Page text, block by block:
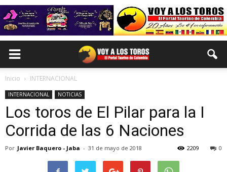
Inicio INTERNACIONAL
INTERNACIONAL NOTICIAS
Los toros de El Pilar para la I
Corrida de las 6 Naciones
Por Javier Baquero - Jaba - 31 de mayo de 2018 0
2209